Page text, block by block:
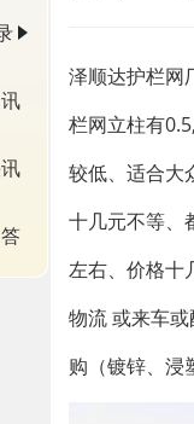
泽顺达护栏网
栏网立柱有
较低、适合大
十几元不等、
左右、价格十
物流 或来车
购（镀锌、浸